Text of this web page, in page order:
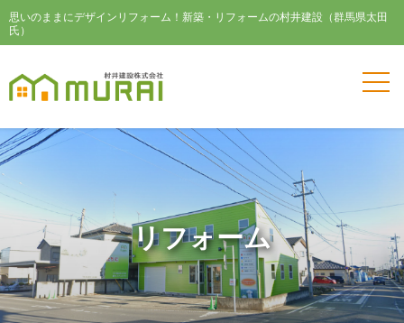
思いのままにデザインリフォーム！新築・リフォームの村井建設（群馬県太田
氏）
リフォーム